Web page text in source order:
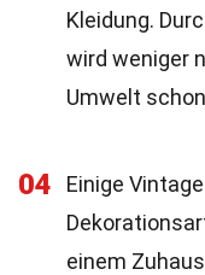
Kleidung.
wird weniger
Umwelt
04
Einige
einem